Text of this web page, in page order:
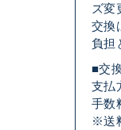
ズ変
交換
負担
■交
支払
手数
※送